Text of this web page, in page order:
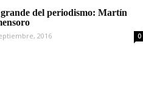
del periodismo: Martín
2016 0